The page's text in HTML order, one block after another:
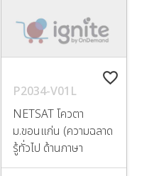
favorite_border
P2034-V01L
NETSAT โควตา
ม.ขอนแก่น (ความฉลาด
รู้ทั่วไป ด้านภาษา